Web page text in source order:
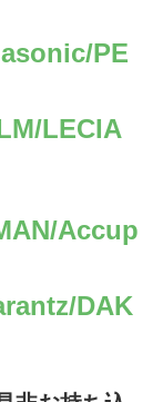
PE
LECIA
Accup
DAK